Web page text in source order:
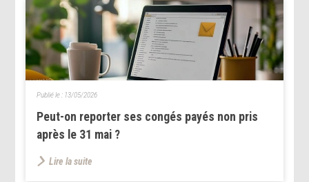
Peut-on reporter ses congés payés non pris
après le 31 mai ?
Publié le : 13/05/2026
Lire la suite